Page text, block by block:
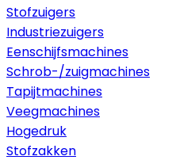
Stofzuigers
Industriezuigers
Eenschijfsmachines
Schrob-/zuigmachines
Tapijtmachines
Veegmachines
Hogedruk
Stofzakken